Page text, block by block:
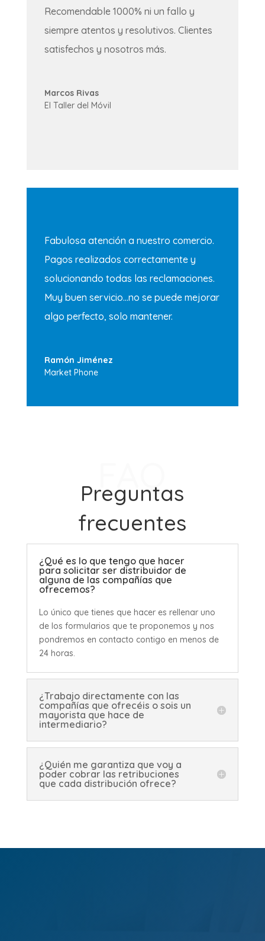
Recomendable 1000% ni un fallo y
siempre atentos y resolutivos. Clientes
satisfechos y nosotros más.
Marcos Rivas
El Taller del Móvil
Fabulosa atención a nuestro comercio.
Pagos realizados correctamente y
solucionando todas las reclamaciones.
Muy buen servicio…no se puede mejorar
algo perfecto, solo mantener.
Ramón Jiménez
Market Phone
FAQ
Preguntas
frecuentes
¿Qué es lo que tengo que hacer
para solicitar ser distribuidor de
alguna de las compañías que
ofrecemos?
Lo único que tienes que hacer es rellenar uno
de los formularios que te proponemos y nos
pondremos en contacto contigo en menos de
24 horas.
¿Trabajo directamente con las
compañías que ofrecéis o sois un
mayorista que hace de
intermediario?
¿Quién me garantiza que voy a
poder cobrar las retribuciones
que cada distribución ofrece?